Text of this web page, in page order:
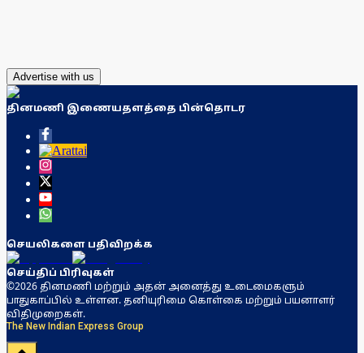
Advertise with us
தினமணி இணையதளத்தை பின்தொடர
செயலிகளை பதிவிறக்க
செய்திப் பிரிவுகள்
©2026 தினமணி மற்றும் அதன் அனைத்து உடைமைகளும்
பாதுகாப்பில் உள்ளன. தனியுரிமை கொள்கை மற்றும் பயனாளர்
விதிமுறைகள்.
The New Indian Express Group